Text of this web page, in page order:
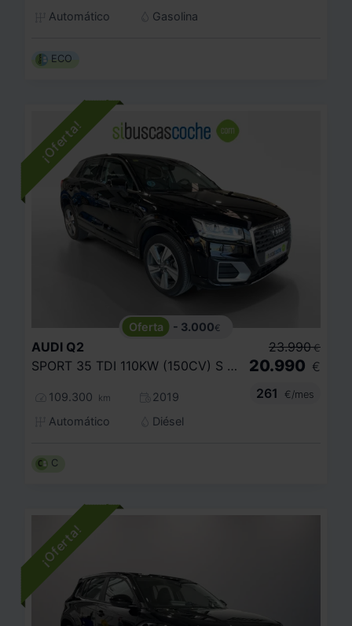
Automático
Gasolina
ECO
- 3.000€
AUDI Q2
SPORT 35 TDI 110KW (150CV) S TRONIC
109.300 km
2019
Automático
Diésel
23.990 €
20.990 €
261
€/mes
C